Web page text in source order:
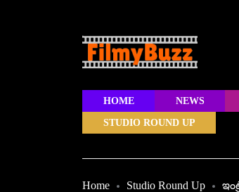
HOME NEWS
STUDIO ROUND UP
Home Studio Round Up